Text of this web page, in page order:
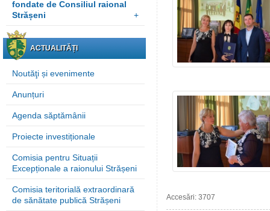
fondate de Consiliul raional
Strășeni
+
ACTUALITĂȚI
Noutăţi și evenimente
Anunțuri
Agenda săptămânii
Proiecte investiționale
Comisia pentru Situații
Excepționale a raionului Strășeni
Comisia teritorială extraordinară
de sănătate publică Strășeni
Accesări: 3707